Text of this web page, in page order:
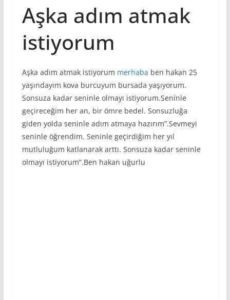
Aşka adım atmak
istiyorum
Aşka adım atmak istiyorum merhaba ben hakan 25
yaşındayım kova burcuyum bursada yaşıyorum.
Sonsuza kadar seninle olmayı istiyorum.Seninle
geçireceğim her an, bir ömre bedel. Sonsuzluğa
giden yolda seninle adım atmaya hazırım”.Sevmeyi
seninle öğrendim. Seninle geçirdiğim her yıl
mutluluğum katlanarak arttı. Sonsuza kadar seninle
olmayı istiyorum”.Ben hakan uğurlu